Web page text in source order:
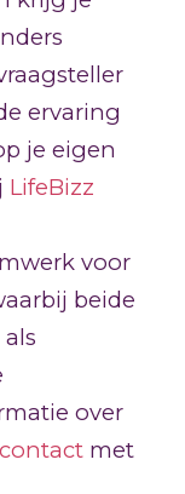
ervaring
je eigen
LifeBizz
voor
beide
over
contactmet